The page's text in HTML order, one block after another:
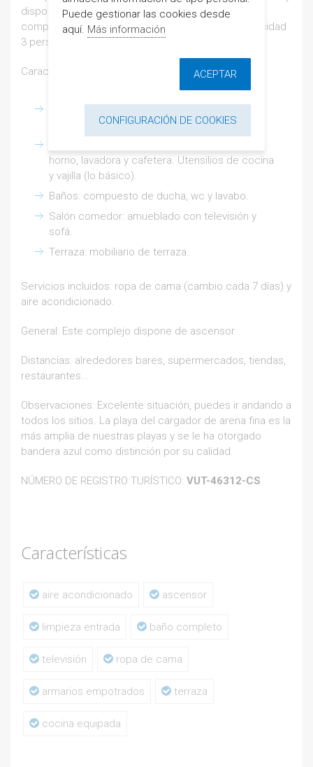
dispone de 2 dormitorios, salón comedor, 1 baño
completo, cocina y terraza con vistas al mar. Capacidad
3 personas.
Características del apartamento:
cama de 90.
horno, lavadora y cafetera. Utensilios de cocina
y vajilla (lo básico).
Baños: compuesto de ducha, wc y lavabo.
Salón comedor: amueblado con televisión y
sofá.
Terraza: mobiliario de terraza.
Servicios incluidos: ropa de cama (cambio cada 7 días) y
aire acondicionado.
General: Este complejo dispone de ascensor.
Distancias: alrededores bares, supermercados, tiendas,
restaurantes...
Observaciones: Excelente situación, puedes ir andando a
todos los sitios. La playa del cargador de arena fina es la
más amplia de nuestras playas y se le ha otorgado
bandera azul como distinción por su calidad.
NÚMERO DE REGISTRO TURÍSTICO: VUT-46312-CS
Características
aire acondicionado ascensor
limpieza entrada baño completo
televisión ropa de cama
armarios empotrados terraza
cocina equipada
Puede gestionar las cookies desde
aquí. Más información
ACEPTAR
CONFIGURACIÓN DE COOKIES